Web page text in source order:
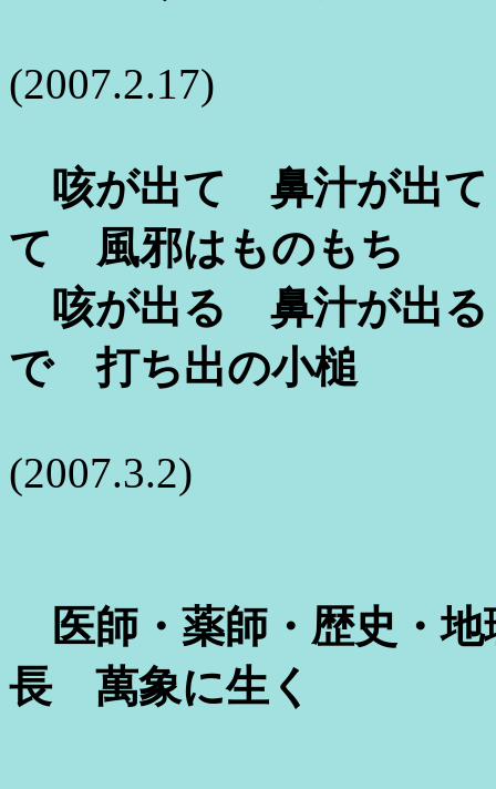
(2007.2.17)
咳が出て 鼻汁が出
て 風邪はものもち
咳が出る 鼻汁が出
で 打ち出の小槌
(2007.3.2)
医師・薬師・歴史・
長 萬象に生く